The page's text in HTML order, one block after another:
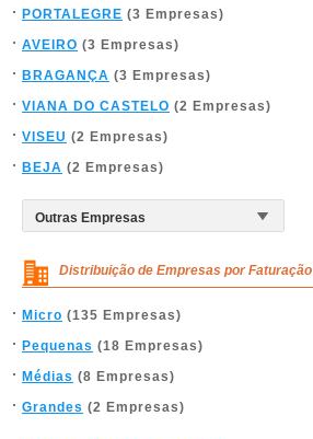
PORTALEGRE (3 Empresas)
AVEIRO (3 Empresas)
BRAGANÇA (3 Empresas)
VIANA DO CASTELO (2 Empresas)
VISEU (2 Empresas)
BEJA (2 Empresas)
Distribuição de Empresas por Faturação
Micro (135 Empresas)
Pequenas (18 Empresas)
Médias (8 Empresas)
Grandes (2 Empresas)